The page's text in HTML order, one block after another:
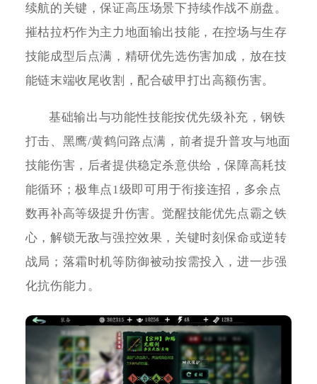
续航的关键，保证高压场景下持续作战不崩盘。
摧枯拉朽作为主力地面输出技能，在控场与生存
技能成型后点满，精研优先选伤害加成，放在技
能链末端收尾收割，配合破甲打出高额伤害。
基础输出与功能性技能按优先级补充，钢铁
打击、黑鹰/黄鹤问路点满，前者提升普攻与地面
技能伤害，后者提供稳定杀意供给，保障高耗技
能循环；极隼点1级即可用于衔接连招，多余点
数再补高等级提升伤害。觉醒技能优先点霸之铁
心，解锁无敌与强控效果，关键时刻保命或逆转
战局；落霜时机等防御被动按需投入，进一步强
化抗伤能力。